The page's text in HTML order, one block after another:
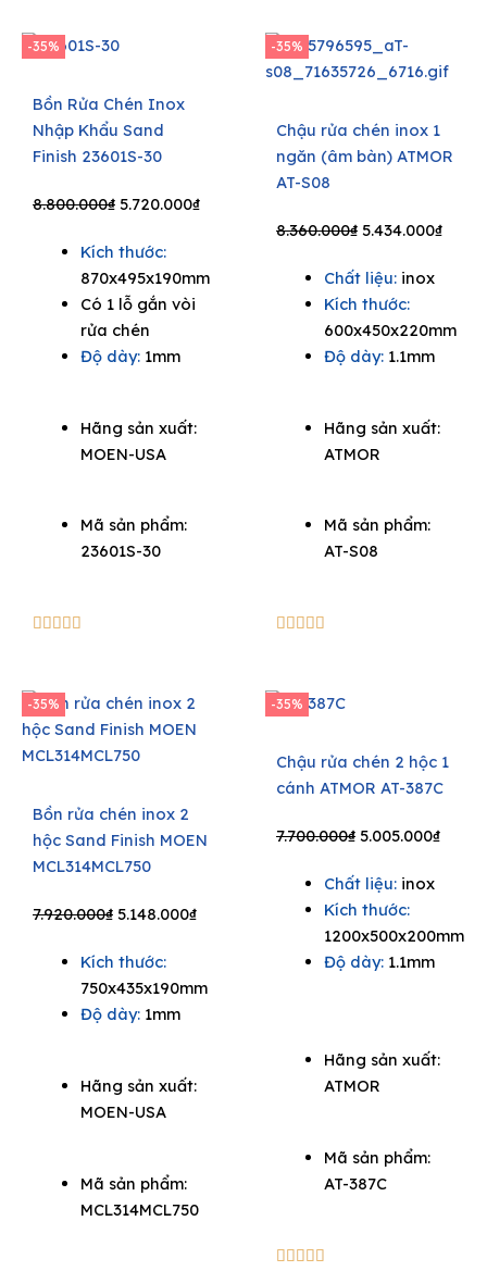
-35%
Bồn Rửa Chén Inox
Nhập Khẩu Sand
Finish 23601S-30
8.800.000₫ Original
was:
8.800.000₫.
5.720.000₫Current
5.720.000₫.
Kích thước:
870x495x190mm
Có 1 lỗ gắn vòi
rửa chén
Độ dày:1mm
Hãng sản xuất:
MOEN-USA
Mã sản phẩm:
23601S-30
    
-35%
Chậu rửa chén inox 1
ngăn (âm bàn) ATMOR
AT-S08
8.360.000₫ Original
was:
8.360.000₫.
5.434.000₫
Chất liệu:inox
Kích thước:
600x450x220mm
Độ dày:1.1mm
Hãng sản xuất:
ATMOR
Mã sản phẩm:
AT-S08
    
-35%
Bồn rửa chén inox 2
hộc Sand Finish MOEN
MCL314MCL750
7.920.000₫ Original
was:
7.920.000₫.
5.148.000₫Current
5.148.000₫.
Kích thước:
750x435x190mm
Độ dày:1mm
Hãng sản xuất:
MOEN-USA
Mã sản phẩm:
MCL314MCL750
-35%
Chậu rửa chén 2 hộc 1
cánh ATMOR AT-387C
7.700.000₫ Original
was:
7.700.000₫.
5.005.000₫
Chất liệu:inox
Kích thước:
1200x500x200mm
Độ dày:1.1mm
Hãng sản xuất:
ATMOR
Mã sản phẩm:
AT-387C
    